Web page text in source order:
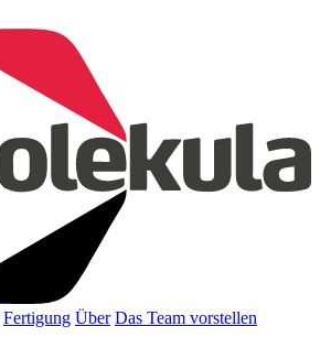
Fertigung Über Das Team vorstellen